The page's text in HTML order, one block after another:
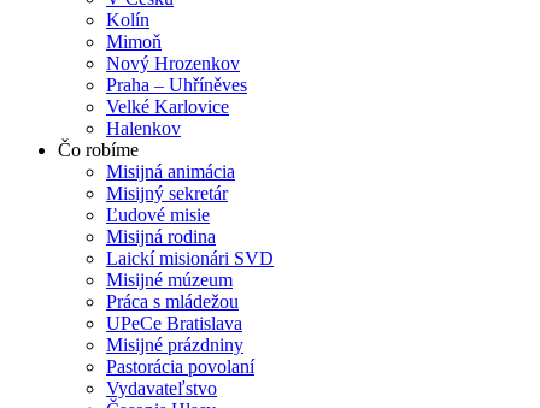
Kolín
Mimoň
Nový Hrozenkov
Praha – Uhříněves
Velké Karlovice
Halenkov
Čo robíme
Misijná animácia
Misijný sekretár
Ľudové misie
Misijná rodina
Laickí misionári SVD
Misijné múzeum
Práca s mládežou
UPeCe Bratislava
Misijné prázdniny
Pastorácia povolaní
Vydavateľstvo